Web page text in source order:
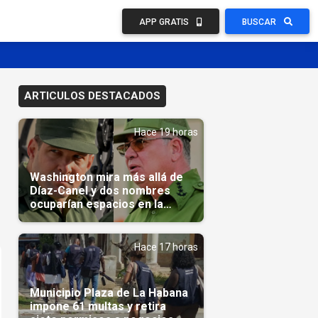
APP GRATIS BUSCAR
ARTICULOS DESTACADOS
Hace 19 horas
Washington mira más allá de
Díaz-Canel y dos nombres
ocuparían espacios en la
transición
Hace 17 horas
Municipio Plaza de La Habana
impone 61 multas y retira